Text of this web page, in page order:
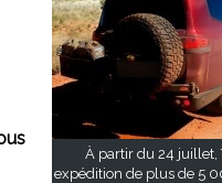
À partir du 24 juillet,
expédition de plus de 5